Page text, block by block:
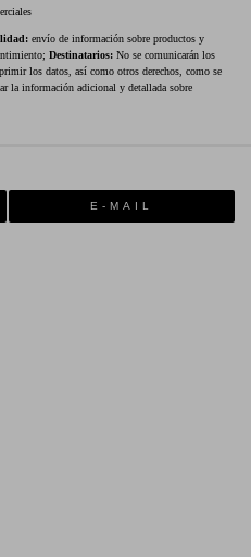
envío de información sobre productos y
Destinatarios: No se comunicarán los
los datos, así como otros derechos, como se
la información adicional y detallada sobre
E-MAIL